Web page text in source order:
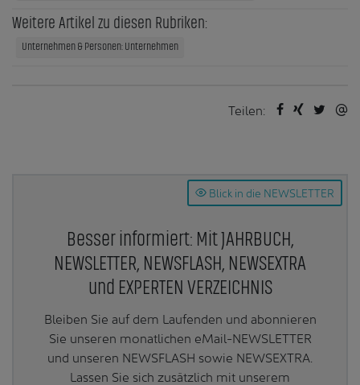
Weitere Artikel zu diesen Rubriken:
Unternehmen & Personen: Unternehmen
Teilen:
Blick in die NEWSLETTER
Besser informiert: Mit JAHRBUCH,
NEWSLETTER, NEWSFLASH, NEWSEXTRA
und EXPERTEN VERZEICHNIS
Bleiben Sie auf dem Laufenden und abonnieren
Sie unseren monatlichen eMail-NEWSLETTER
und unseren NEWSFLASH sowie NEWSEXTRA.
Lassen Sie sich zusätzlich mit unserem